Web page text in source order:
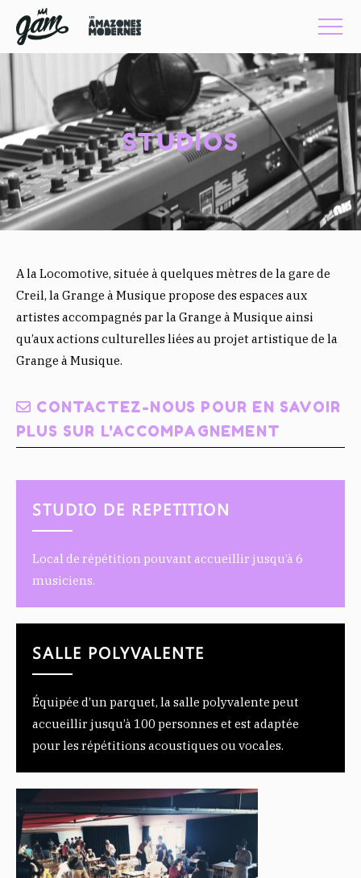
STUDIOS
A la Locomotive, située à quelques mètres de la gare de
Creil, la Grange à Musique propose des espaces aux
artistes accompagnés par la Grange à Musique ainsi
qu’aux actions culturelles liées au projet artistique de la
Grange à Musique.
CONTACTEZ-NOUS POUR EN SAVOIR
PLUS SUR L'ACCOMPAGNEMENT
STUDIO DE REPETITION
Local de répétition pouvant accueillir jusqu’à 6
musiciens.
SALLE POLYVALENTE
Équipée d’un parquet, la salle polyvalente peut
accueillir jusqu’à 100 personnes et est adaptée
pour les répétitions acoustiques ou vocales.